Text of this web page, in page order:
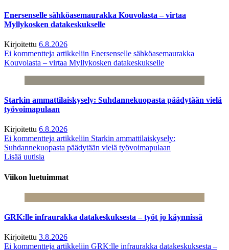
Enersenselle sähköasemaurakka Kouvolasta – virtaa
Myllykosken datakeskukselle
Kirjoitettu 6.8.2026
Ei kommentteja artikkeliin Enersenselle sähköasemaurakka
Kouvolasta – virtaa Myllykosken datakeskukselle
Starkin ammattilaiskysely: Suhdannekuopasta päädytään vielä
työvoimapulaan
Kirjoitettu 6.8.2026
Ei kommentteja artikkeliin Starkin ammattilaiskysely:
Suhdannekuopasta päädytään vielä työvoimapulaan
Lisää uutisia
Viikon luetuimmat
GRK:lle infraurakka datakeskuksesta – työt jo käynnissä
Kirjoitettu 3.8.2026
Ei kommentteja artikkeliin GRK:lle infraurakka datakeskuksesta –